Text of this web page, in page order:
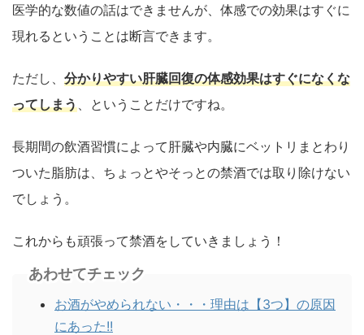
医学的な数値の話はできませんが、体感での効果はすぐに
現れるということは断言できます。
ただし、 分かりやすい肝臓回復の体感効果はすぐになくな
ってしまう 、ということだけですね。
長期間の飲酒習慣によって肝臓や内臓にベットリまとわり
ついた脂肪は、ちょっとやそっとの禁酒では取り除けない
でしょう。
これからも頑張って禁酒をしていきましょう！
あわせてチェック
お酒がやめられない・・・理由は【3つ】の原因
にあった!!